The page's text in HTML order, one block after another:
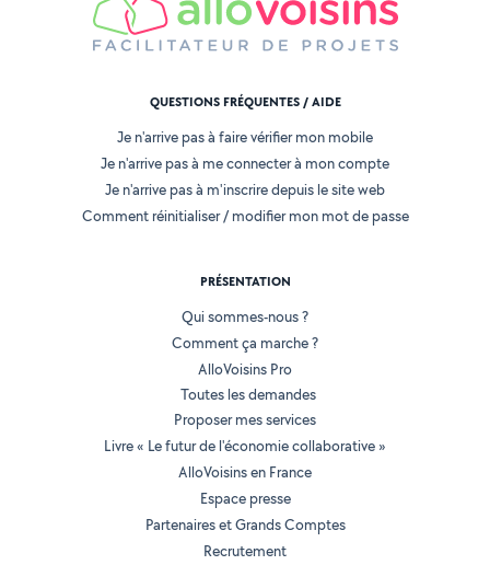
QUESTIONS FRÉQUENTES / AIDE
Je n'arrive pas à faire vérifier mon mobile
Je n'arrive pas à me connecter à mon compte
Je n'arrive pas à m'inscrire depuis le site web
Comment réinitialiser / modifier mon mot de passe
PRÉSENTATION
Qui sommes-nous ?
Comment ça marche ?
AlloVoisins Pro
Toutes les demandes
Proposer mes services
Livre « Le futur de l'économie collaborative »
AlloVoisins en France
Espace presse
Partenaires et Grands Comptes
Recrutement